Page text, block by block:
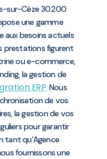
sur-Cèze 30200
une gamme
aux besoins actuels
prestations figurent
ou e-commerce,
la gestion de
ERP. Nous
de vos
la gestion de vos
pour garantir
tant qu’Agence
fournissons une